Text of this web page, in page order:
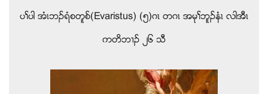
ပႈပါ အံၚဘဥရံစတူစ္(Evaristus) (၅)ဂၚ တဂၚ အမုႈဘူဥနံၚ လါအီၚ
ကတိဘ႕ဥ ၂၆ သီ